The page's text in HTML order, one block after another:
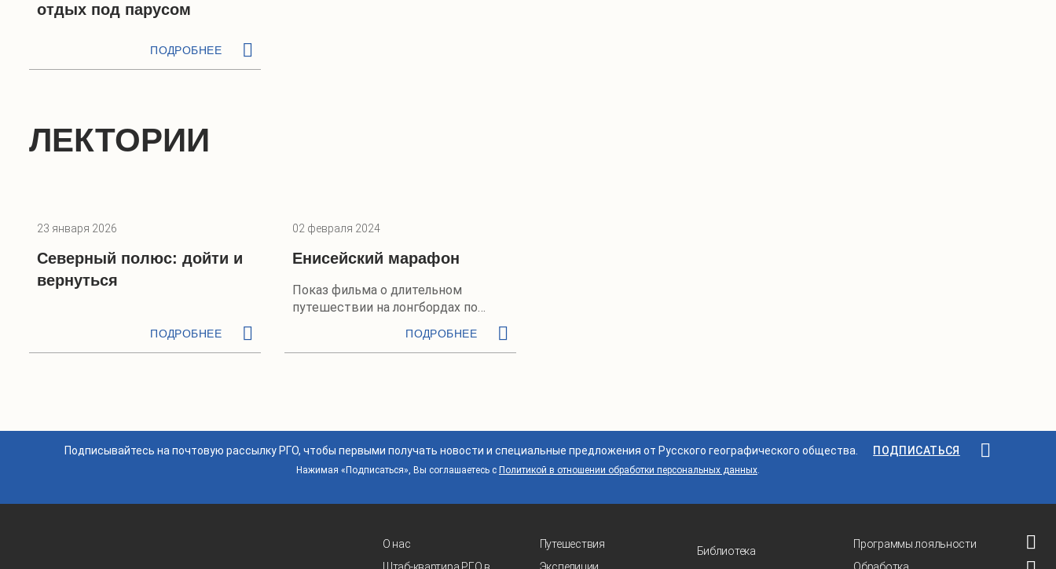
отдых под парусом
ПОДРОБНЕЕ
ЛЕКТОРИИ
23 января 2026
Северный полюс: дойти и
вернуться
ПОДРОБНЕЕ
02 февраля 2024
Енисейский марафон
Показ фильма о длительном
путешествии на лонгбордах по
ПОДРОБНЕЕ
Подписывайтесь на почтовую рассылку РГО, чтобы первыми получать новости и специальные предложения от Русского географического общества. ПОДПИСАТЬСЯ
Нажимая «Подписаться», Вы соглашаетесь с Политикой в отношении обработки персональных данных.
О нас
Штаб-квартира РГО в
Путешествия
Экспедиции
Библиотека
Программы лояльности
Обработка